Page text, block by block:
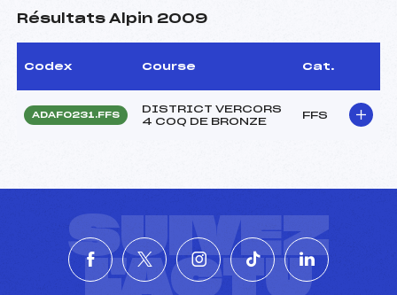
Résultats Alpin 2009
Codex Course Cat.
ADAF0231.FFS
DISTRICT VERCORS
4 COQ DE BRONZE
FFS
SUIVEZ
L'ACTU